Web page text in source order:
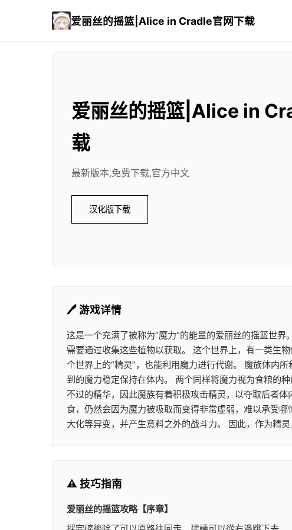
爱丽丝的摇篮|Alice in Cradle官网下载
爱丽丝的摇篮|Alice in
载
最新版本,免费下载,官方中文
汉化版下载
🖊️ 游戏详情
这是一个充满了被称为“魔力”的能量的爱丽丝的摇篮世界
需要通过收集这些植物以获取。 这个世界上，有一类生
个世界上的“精灵”，也能利用魔力进行代谢。 魔族体内
到的魔力稳定保持在体内。 两个同样将魔力视为食粮的
不过的精华，因此魔族有着积极攻击精灵，以夺取后者
食，仍然会因为魔力被吸取而变得非常虚弱，难以承受
大化等异变，并产生意料之外的战斗力。 因此，作为精
⚠️ 技巧指南
爱丽丝的摇篮攻略【序章】